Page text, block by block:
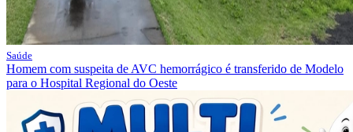
Saúde
Homem com suspeita de AVC hemorrágico é transferido de Modelo
para o Hospital Regional do Oeste